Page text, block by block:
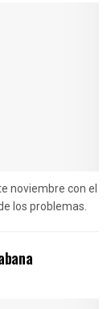
noviembre con el
los problemas.